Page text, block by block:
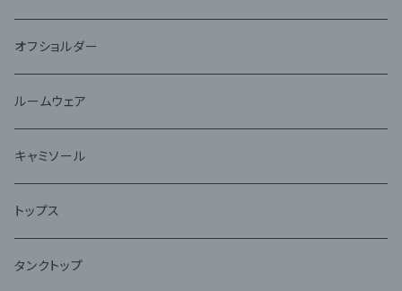
オフショルダー
ルームウェア
キャミソール
トップス
タンクトップ